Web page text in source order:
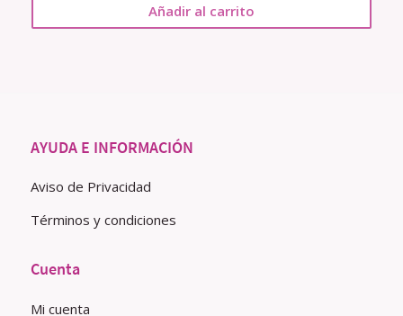
Añadir al carrito
AYUDA E INFORMACIÓN
Aviso de Privacidad
Términos y condiciones
Cuenta
Mi cuenta